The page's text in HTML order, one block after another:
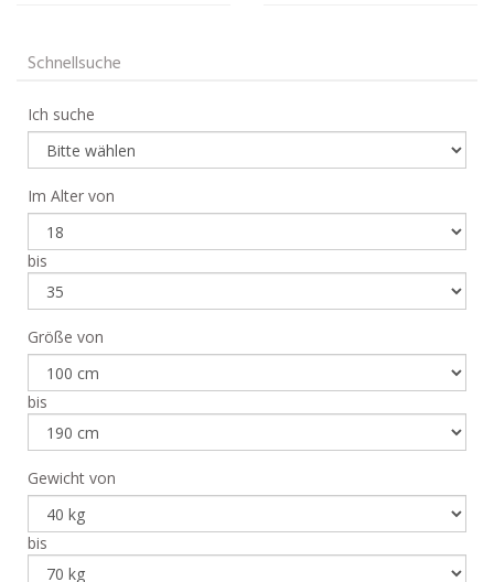
Schnellsuche
Ich suche
Im Alter von
bis
Größe von
bis
Gewicht von
bis